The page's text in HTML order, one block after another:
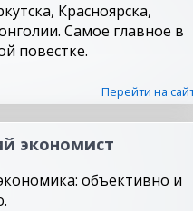
Красноярска,
Самое главное в
повестке.
Перейти на
экономист
объективно и